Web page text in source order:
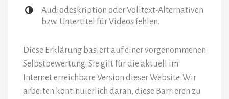
Audiodeskription oder Volltext-Alternativen
bzw. Untertitel für Videos fehlen.
Diese Erklärung basiert auf einer vorgenommenen
Selbstbewertung. Sie gilt für die aktuell im
Internet erreichbare Version dieser Website. Wir
arbeiten kontinuierlich daran, diese Barrieren zu